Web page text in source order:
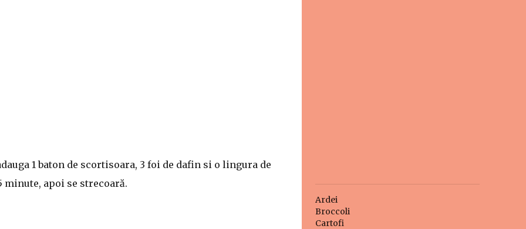
1 baton de scortisoara, 3 foi de dafin si o lingura de
minute, apoi se strecoară.
Ardei
Broccoli
Cartofi